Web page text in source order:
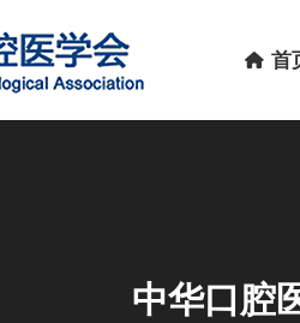
首
中华口腔